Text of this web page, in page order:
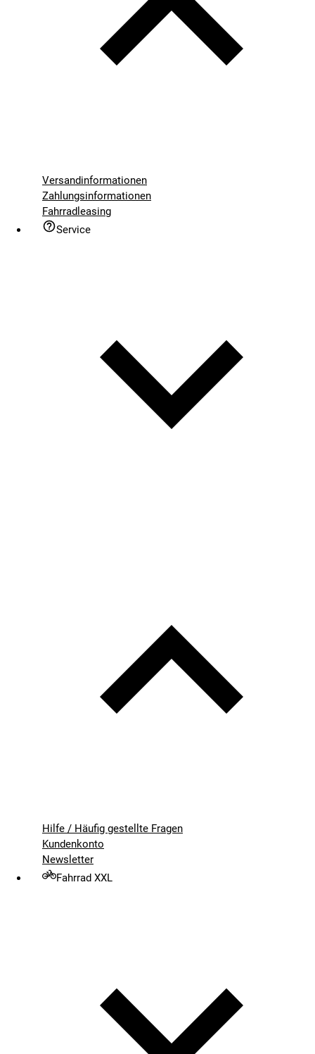
Versandinformationen
Zahlungsinformationen
Fahrradleasing
Service
Hilfe / Häufig gestellte Fragen
Kundenkonto
Newsletter
Fahrrad XXL